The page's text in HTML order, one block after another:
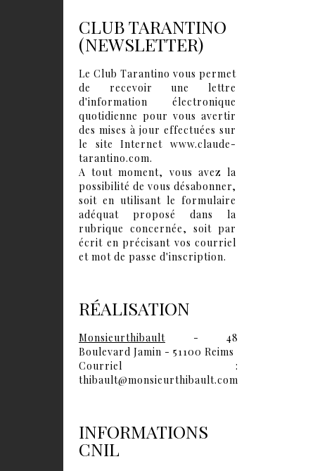
CLUB TARANTINO
(NEWSLETTER)
Le Club Tarantino vous permet
de recevoir une lettre
d'information électronique
quotidienne pour vous avertir
des mises à jour effectuées sur
le site Internet www.claude-
tarantino.com.
A tout moment, vous avez la
possibilité de vous désabonner,
soit en utilisant le formulaire
adéquat proposé dans la
rubrique concernée, soit par
écrit en précisant vos courriel
et mot de passe d'inscription.
RÉALISATION
Monsieurthibault - 48
Boulevard Jamin - 51100 Reims
Courriel :
thibault@monsieurthibault.com
INFORMATIONS
CNIL